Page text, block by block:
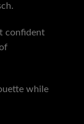
confident
while